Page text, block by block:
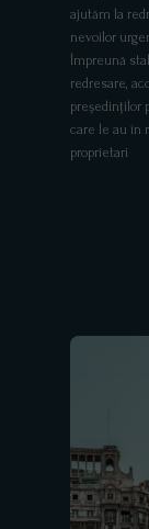
ajutăm la
nevoilor
Împreună
redresare,
președinților
care le au în
proprietari